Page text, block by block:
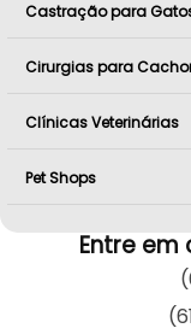
Castração para
Cirurgias para
Clínicas Veterinárias
Pet Shops
Entre